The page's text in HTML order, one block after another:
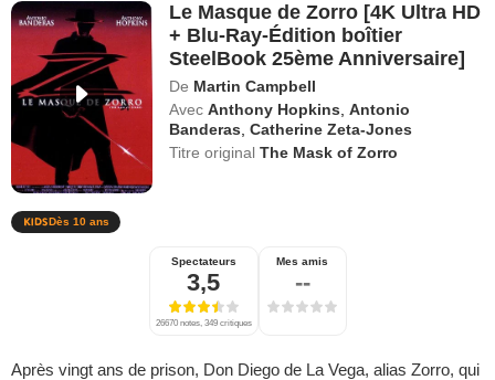
Le Masque de Zorro [4K Ultra HD
+ Blu-Ray-Édition boîtier
SteelBook 25ème Anniversaire]
De Martin Campbell
Avec Anthony Hopkins ,Antonio
Banderas ,Catherine Zeta-Jones
Titre originalThe Mask of Zorro
Dès 10 ans
Spectateurs
3,5
26670 notes, 349 critiques
Mes amis
--
Après vingt ans de prison, Don Diego de La Vega, alias Zorro, qui